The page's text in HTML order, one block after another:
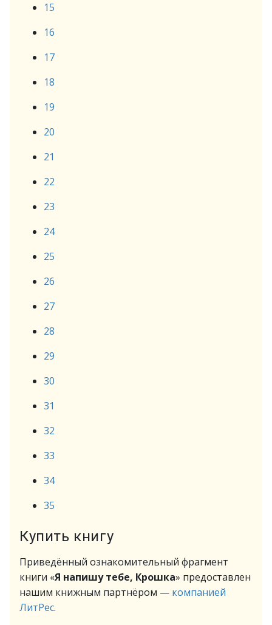
15
16
17
18
19
20
21
22
23
24
25
26
27
28
29
30
31
32
33
34
35
Купить книгу
Приведённый ознакомительный фрагмент
книги «Я напишу тебе, Крошка» предоставлен
нашим книжным партнёром — компанией
ЛитРес.